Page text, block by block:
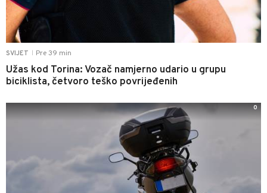
SVIJET Pre 39 min
Užas kod Torina: Vozač namjerno udario u grupu
biciklista, četvoro teško povrijeđenih
0